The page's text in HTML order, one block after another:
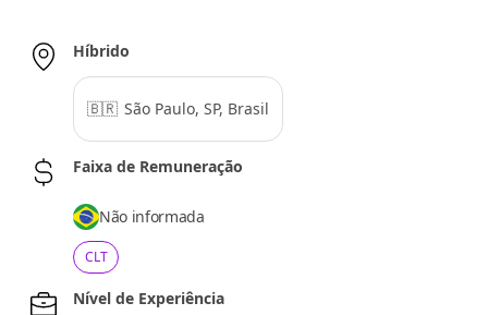
Híbrido
🇧🇷 São Paulo, SP, Brasil
Faixa de Remuneração
Não informada
CLT
Nível de Experiência